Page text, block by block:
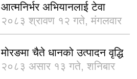
आत्मनिर्भर अभियानलाई टेवा
२०८३ श्रावण १२ गते, मंगलवार
मोरङमा चैते धानको उत्पादन वृद्धि
२०८३ असार १३ गते, शनिबार